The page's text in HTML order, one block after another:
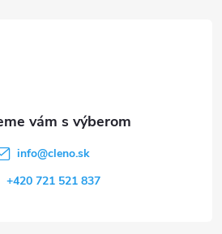
info@cleno.sk
+420 721 521 837